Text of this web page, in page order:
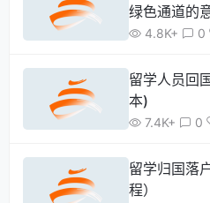
绿色通道的
4.8K+ 0
留学人员回
本)
7.4K+ 0
留学归国落
程）